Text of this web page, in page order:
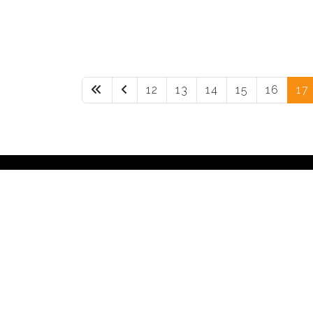
12 13 14 15 16 17